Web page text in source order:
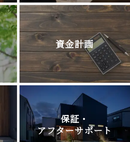
資金計画
保証・
アフターサポート